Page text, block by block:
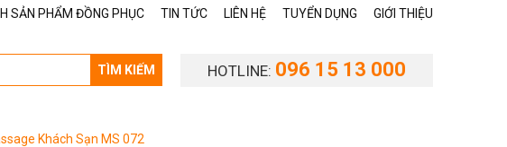
SẢN PHẨM ĐỒNG PHỤC TIN TỨC LIÊN HỆ TUYỂN DỤNG GIỚI THIỆU
HOTLINE: 096 15 13 000
TÌM KIẾM
Khách Sạn MS 072